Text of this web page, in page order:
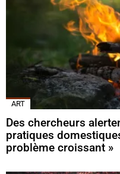
ART
Des chercheurs
pratiques
problème croissant »